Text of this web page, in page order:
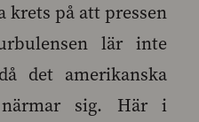
krets på att pressen
lär inte
det amerikanska
sig. Här i